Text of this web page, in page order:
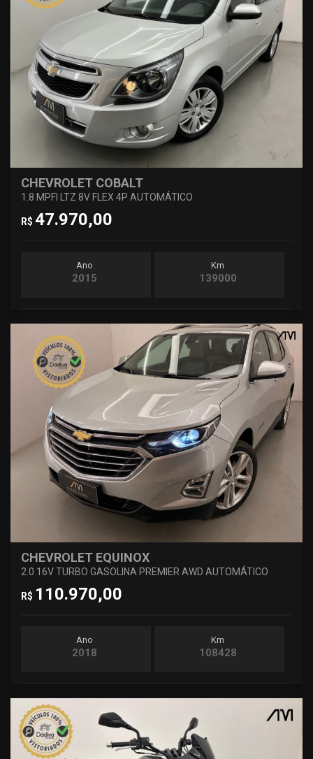
CHEVROLET COBALT
1.8 MPFI LTZ 8V FLEX 4P AUTOMÁTICO
R$ 47.970,00
Ano
2015
Km
139000
CHEVROLET EQUINOX
2.0 16V TURBO GASOLINA PREMIER AWD AUTOMÁTICO
R$ 110.970,00
Ano
2018
Km
108428